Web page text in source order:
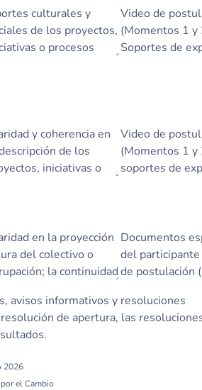
avisos informativos y resoluciones
de apertura, las
2026
el Cambio